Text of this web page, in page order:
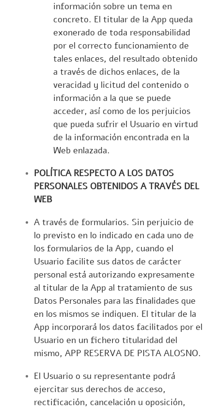
información sobre un tema en
concreto. El titular de la App queda
exonerado de toda responsabilidad
por el correcto funcionamiento de
tales enlaces, del resultado obtenido
a través de dichos enlaces, de la
veracidad y licitud del contenido o
información a la que se puede
acceder, así como de los perjuicios
que pueda sufrir el Usuario en virtud
de la información encontrada en la
Web enlazada.
POLÍTICA RESPECTO A LOS DATOS
PERSONALES OBTENIDOS A TRAVÉS DEL
WEB
A través de formularios. Sin perjuicio de
lo previsto en lo indicado en cada uno de
los formularios de la App, cuando el
Usuario facilite sus datos de carácter
personal está autorizando expresamente
al titular de la App al tratamiento de sus
Datos Personales para las finalidades que
en los mismos se indiquen. El titular de la
App incorporará los datos facilitados por el
Usuario en un fichero titularidad del
mismo, APP RESERVA DE PISTA ALOSNO.
El Usuario o su representante podrá
ejercitar sus derechos de acceso,
rectificación, cancelación u oposición,